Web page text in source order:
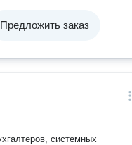
Предложить заказ
системных